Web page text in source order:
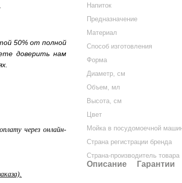
50% от полной
доверить нам
через онлайн-
Напиток
Предназначение
Материал
Способ изготовления
Форма
Диаметр, см
Объем, мл
Высота, см
Цвет
Мойка в посудомоечной
Страна регистрации бренда
Страна-производитель товара
Описание Гарантии